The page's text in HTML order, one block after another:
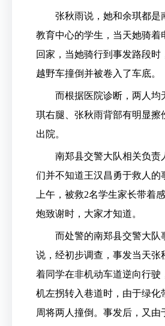
张秋雨说，她和余琪都是
教育中心的学生，当天她骑着
回家，当她骑行到事发路段时
越野车撞倒并被卷入了车底。
而根据医院诊断，两人均
琪右腿、张秋雨背部有明显擦
出院。
南郑县交警大队相关负责
们并不知道王汉昌勇于救人的
上午，被救2名学生家长带着
炮致谢时，大家才知道。
而处警的南郑县交警大队
说，经初步调查，事发当天张
着同学在非机动车道逆向行驶
机左拐转入巷道时，由于绿化
周将两人撞倒。事发后，又由